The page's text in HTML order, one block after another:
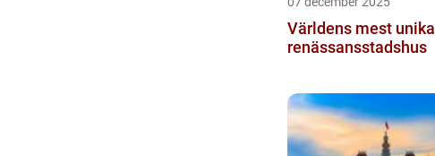
Världens mest unika
renässansstadshus